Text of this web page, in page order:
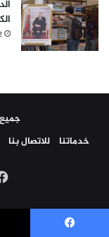
22
جميع
خدماتنا
للاتصال بنا